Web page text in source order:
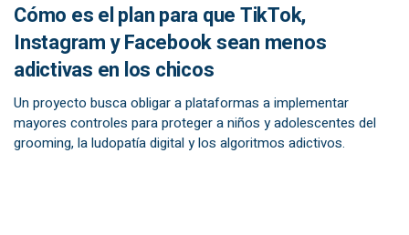
Cómo es el plan para que TikTok,
Instagram y Facebook sean menos
adictivas en los chicos
Un proyecto busca obligar a plataformas a implementar
mayores controles para proteger a niños y adolescentes del
grooming, la ludopatía digital y los algoritmos adictivos.